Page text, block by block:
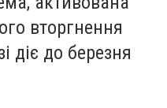
вторгнення
діє до березня